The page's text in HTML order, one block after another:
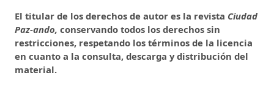
El titular de los derechos de autor es la revista Ciudad
Paz-ando, conservando todos los derechos sin
restricciones, respetando los términos de la licencia
en cuanto a la consulta, descarga y distribución del
material.